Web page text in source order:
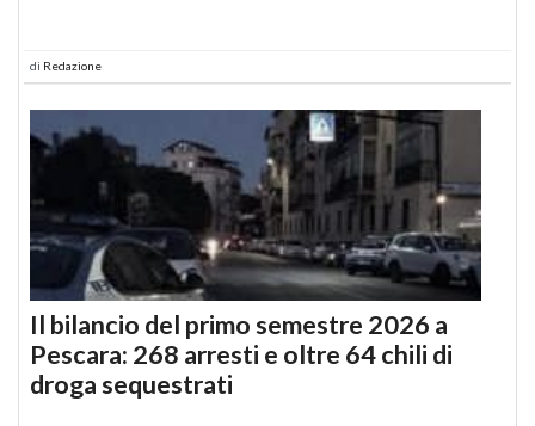
di Redazione
Il bilancio del primo semestre 2026 a
Pescara: 268 arresti e oltre 64 chili di
droga sequestrati